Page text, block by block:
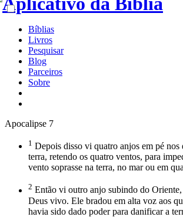
Bíblias
Livros
Pesquisar
Blog
Parceiros
Sobre
Apocalipse 7
1 Depois disso vi quatro anjos em pé nos
terra, retendo os quatro ventos, para
vento soprasse na terra, no mar ou em
2 Então vi outro anjo subindo do
Deus vivo. Ele bradou em alta voz aos
havia sido dado poder para danificar a